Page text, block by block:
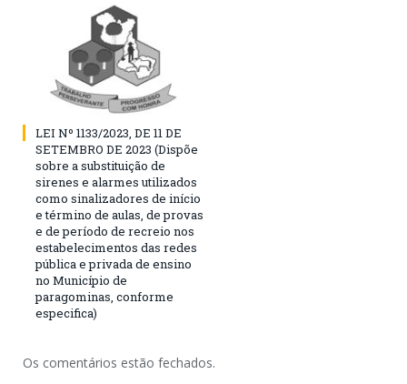
LEI Nº 1133/2023, DE 11 DE
SETEMBRO DE 2023 (Dispõe
sobre a substituição de
sirenes e alarmes utilizados
como sinalizadores de início
e término de aulas, de provas
e de período de recreio nos
estabelecimentos das redes
pública e privada de ensino
no Município de
paragominas, conforme
especifica)
Os comentários estão fechados.